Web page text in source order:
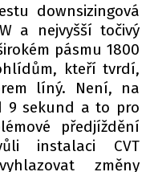
downsizingová
a nejvyšší točivý
pásmu 1800
kteří tvrdí,
líný. Není, na
9 sekund a to pro
předjíždění
instalaci CVT
změny